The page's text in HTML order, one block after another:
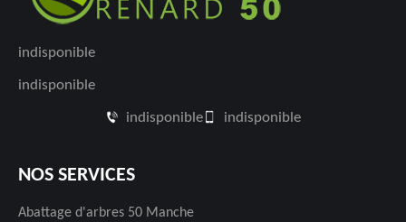
indisponible
indisponible
indisponible indisponible
NOS SERVICES
Abattage d'arbres 50 Manche